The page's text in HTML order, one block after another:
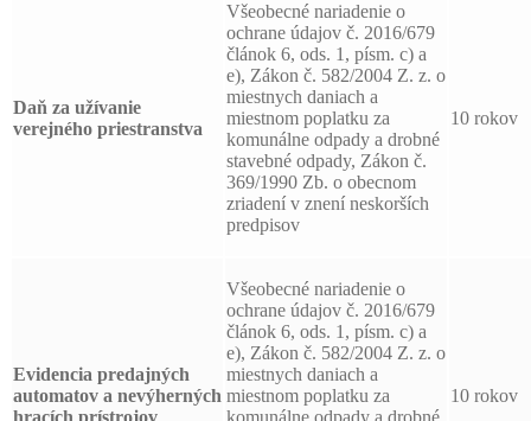
Daň za užívanie
verejného priestranstva
Všeobecné nariadenie o
ochrane údajov č. 2016/679
článok 6, ods. 1, písm. c) a
e), Zákon č. 582/2004 Z. z. o
miestnych daniach a
miestnom poplatku za
komunálne odpady a drobné
stavebné odpady, Zákon č.
369/1990 Zb. o obecnom
zriadení v znení neskorších
predpisov
10 rokov
Evidencia predajných
automatov a nevýherných
Všeobecné nariadenie o
ochrane údajov č. 2016/679
článok 6, ods. 1, písm. c) a
e), Zákon č. 582/2004 Z. z. o
miestnych daniach a
miestnom poplatku za
10 rokov